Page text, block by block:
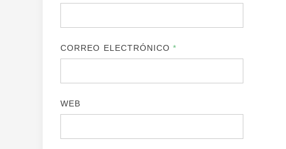
CORREO ELECTRÓNICO*
WEB